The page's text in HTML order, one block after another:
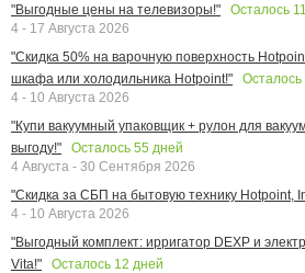
"Выгодные цены на телевизоры!"
Осталось 11
4 - 17 Августа 2026
"Скидка 50% на варочную поверхность
шкафа или холодильника Hotpoint!"
Осталось
4 - 10 Августа 2026
"Купи вакуумный упаковщик + рулон для
выгоду!"
Осталось 55 дней
4 Августа - 30 Сентября 2026
"Скидка за СБП на бытовую технику Hotpoint,
4 - 10 Августа 2026
"Выгодный комплект: ирригатор DEXP и
Vita!"
Осталось 12 дней